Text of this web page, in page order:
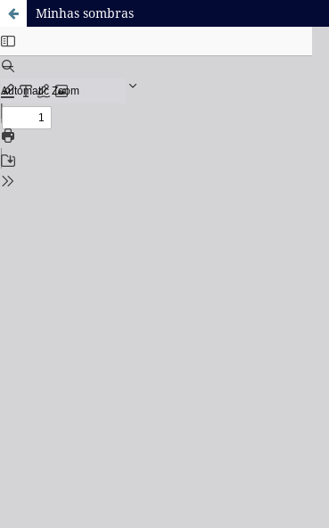
Minhas sombras